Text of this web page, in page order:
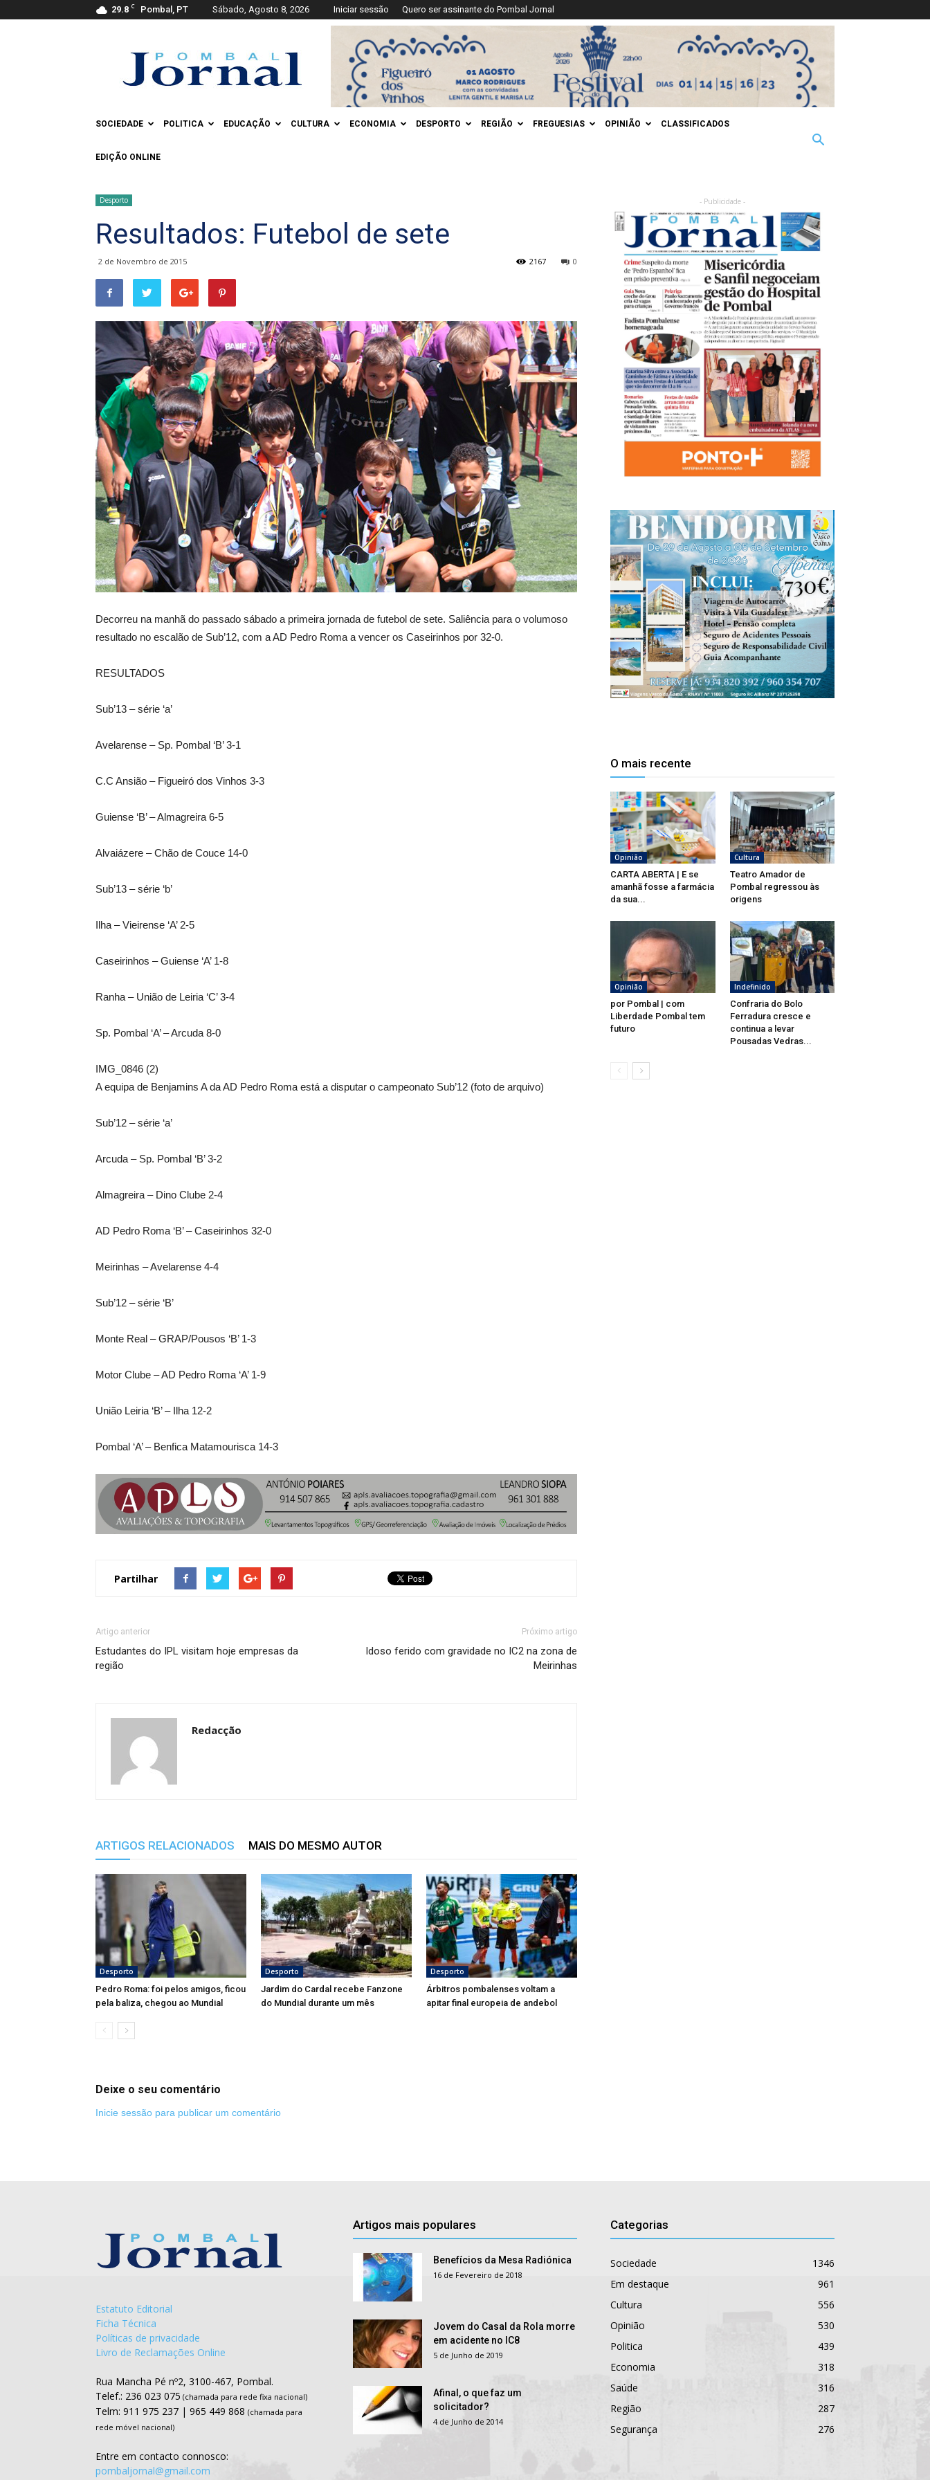
29.8 C Pombal, PT Sábado, Agosto 8, 2026 Iniciar sessão Quero ser assinante do Pombal Jornal
Jornal
SOCIEDADE POLITICA EDUCAÇÃO CULTURA ECONOMIA DESPORTO REGIÃO FREGUESIAS OPINIÃO CLASSIFICADOS
EDIÇÃO ONLINE
Desporto
Resultados: Futebol de sete
2 de Novembro de 2015 0
2167
Decorreu na manhã do passado sábado a primeira jornada de futebol de sete. Saliência para o volumoso
resultado no escalão de Sub’12, com a AD Pedro Roma a vencer os Caseirinhos por 32-0.
RESULTADOS
Sub’13 – série ‘a’
Avelarense – Sp. Pombal ‘B’ 3-1
C.C Ansião – Figueiró dos Vinhos 3-3
Guiense ‘B’ – Almagreira 6-5
Alvaiázere – Chão de Couce 14-0
Sub’13 – série ‘b’
Ilha – Vieirense ‘A’ 2-5
Caseirinhos – Guiense ‘A’ 1-8
Ranha – União de Leiria ‘C’ 3-4
Sp. Pombal ‘A’ – Arcuda 8-0
IMG_0846 (2)
A equipa de Benjamins A da AD Pedro Roma está a disputar o campeonato Sub’12 (foto de arquivo)
Sub’12 – série ‘a’
Arcuda – Sp. Pombal ‘B’ 3-2
Almagreira – Dino Clube 2-4
AD Pedro Roma ‘B’ – Caseirinhos 32-0
Meirinhas – Avelarense 4-4
Sub’12 – série ‘B’
Monte Real – GRAP/Pousos ‘B’ 1-3
Motor Clube – AD Pedro Roma ‘A’ 1-9
União Leiria ‘B’ – Ilha 12-2
Pombal ‘A’ – Benfica Matamourisca 14-3
Partilhar
Artigo anterior
Estudantes do IPL visitam hoje empresas da
região
Próximo artigo
Idoso ferido com gravidade no IC2 na zona de
Meirinhas
Redacção
ARTIGOS RELACIONADOS MAIS DO MESMO AUTOR
Desporto
Pedro Roma: foi pelos amigos, ficou
pela baliza, chegou ao Mundial
Desporto
Jardim do Cardal recebe Fanzone
do Mundial durante um mês
Desporto
Árbitros pombalenses voltam a
apitar final europeia de andebol
Deixe o seu comentário
Inicie sessão para publicar um comentário
- Publicidade -
O mais recente
Opinião
CARTA ABERTA | E se
amanhã fosse a farmácia
da sua...
Cultura
Teatro Amador de
Pombal regressou às
origens
Opinião
por Pombal | com
Liberdade Pombal tem
futuro
Indefinido
Confraria do Bolo
Ferradura cresce e
continua a levar
Pousadas Vedras...
Estatuto Editorial
Ficha Técnica
Políticas de privacidade
Livro de Reclamações Online
Rua Mancha Pé nº2, 3100-467, Pombal.
Telef.: 236 023 075 (chamada para rede fixa nacional)
Telm: 911 975 237 | 965 449 868 (chamada para
rede móvel nacional)
Entre em contacto connosco:
pombaljornal@gmail.com
Artigos mais populares
Benefícios da Mesa Radiónica
16 de Fevereiro de 2018
Jovem do Casal da Rola morre
em acidente no IC8
5 de Junho de 2019
Afinal, o que faz um
solicitador?
4 de Junho de 2014
Categorias
Sociedade
1346
Em destaque
961
Cultura
556
Opinião
530
Politica
439
Economia
318
Saúde
316
Região
287
Segurança
276